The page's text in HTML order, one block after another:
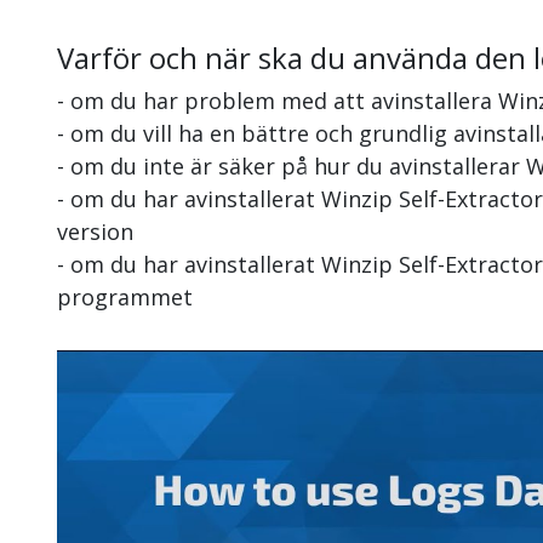
Varför och när ska du använda den
- om du har problem med att avinstallera
- om du vill ha en bättre och grundlig
- om du inte är säker på hur du avinstallerar
- om du har avinstallerat Winzip Self-
version
- om du har avinstallerat Winzip Self-
programmet